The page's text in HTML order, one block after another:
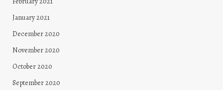
January 2021
December 2020
November 2020
October 2020
September 2020